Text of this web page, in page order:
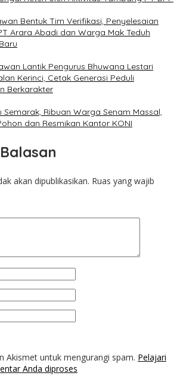
Bentuk Tim Verifikasi, Penyelesaian
Arara Abadi dan Warga Mak Teduh
Lantik Pengurus Bhuwana Lestari
Kerinci, Cetak Generasi Peduli
Berkarakter
Semarak, Ribuan Warga Senam Massal,
dan Resmikan Kantor KONI
akan dipublikasikan. Ruas yang wajib
Akismet untuk mengurangi spam. Pelajari
Anda diproses